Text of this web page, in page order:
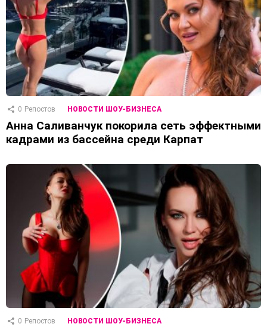
0 Репостов НОВОСТИ ШОУ-БИЗНЕСА
Анна Саливанчук покорила сеть эффектными
кадрами из бассейна среди Карпат
0 Репостов НОВОСТИ ШОУ-БИЗНЕСА